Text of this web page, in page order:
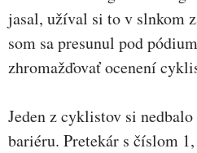
jasal, užíval si to v slnkom
som sa presunul pod
zhromažďovať ocenení
Jeden z cyklistov si
bariéru. Pretekár s číslom